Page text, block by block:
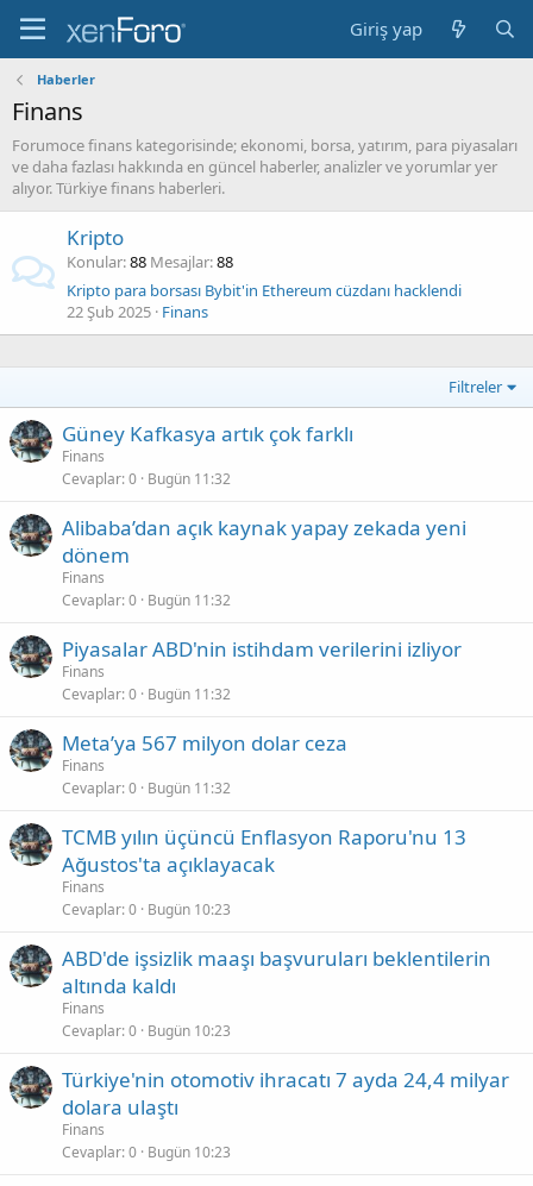
Giriş yap
Haberler
Finans
Forumoce finans kategorisinde; ekonomi, borsa, yatırım, para piyasaları
ve daha fazlası hakkında en güncel haberler, analizler ve yorumlar yer
alıyor. Türkiye finans haberleri.
Kripto
Konular 88 Mesajlar 88
Kripto para borsası Bybit'in Ethereum cüzdanı hacklendi
22 Şub 2025 Finans
Filtreler
Güney Kafkasya artık çok farklı
Finans
Cevaplar 0 Bugün 11:32
Alibaba’dan açık kaynak yapay zekada yeni
dönem
Finans
Cevaplar 0 Bugün 11:32
Piyasalar ABD'nin istihdam verilerini izliyor
Finans
Cevaplar 0 Bugün 11:32
Meta’ya 567 milyon dolar ceza
Finans
Cevaplar 0 Bugün 11:32
TCMB yılın üçüncü Enflasyon Raporu'nu 13
Ağustos'ta açıklayacak
Finans
Cevaplar 0 Bugün 10:23
ABD'de işsizlik maaşı başvuruları beklentilerin
altında kaldı
Finans
Cevaplar 0 Bugün 10:23
Türkiye'nin otomotiv ihracatı 7 ayda 24,4 milyar
dolara ulaştı
Finans
Cevaplar 0 Bugün 10:23